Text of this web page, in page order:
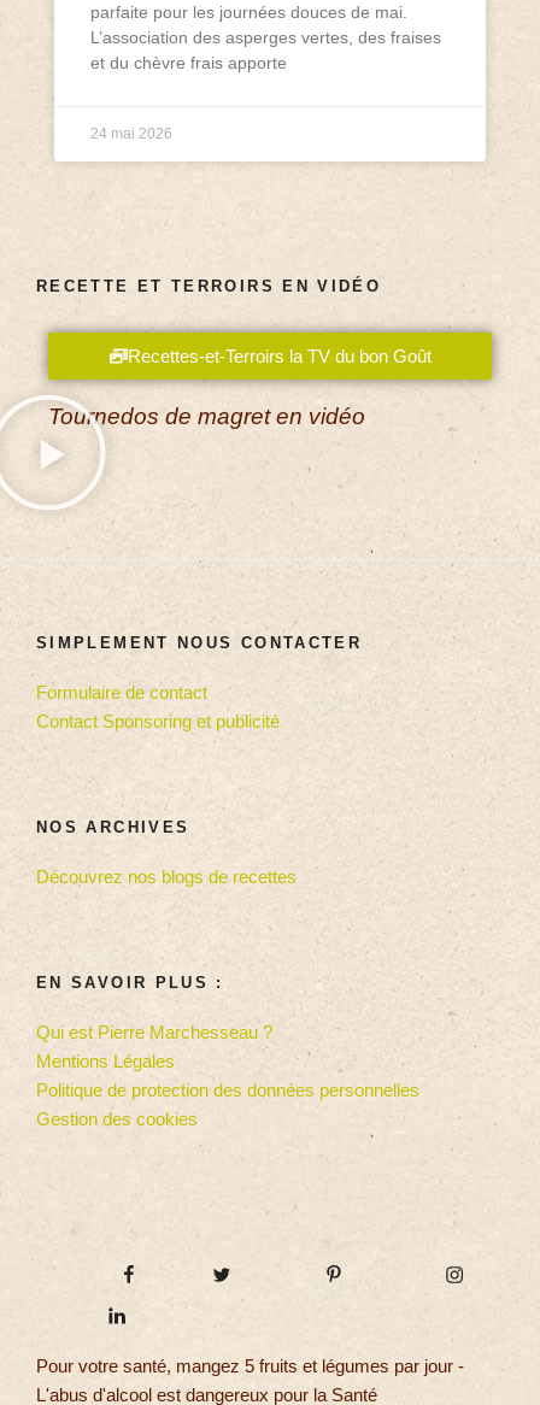
parfaite pour les journées douces de mai.
L’association des asperges vertes, des fraises
et du chèvre frais apporte
24 mai 2026
RECETTE ET TERROIRS EN VIDÉO
Recettes-et-Terroirs la TV du bon Goût
Tournedos de magret en vidéo
SIMPLEMENT NOUS CONTACTER
Formulaire de contact
Contact Sponsoring et publicité
NOS ARCHIVES
Découvrez nos blogs de recettes
EN SAVOIR PLUS :
Qui est Pierre Marchesseau ?
Mentions Légales
Politique de protection des données personnelles
Gestion des cookies
Pour votre santé, mangez 5 fruits et légumes par jour -
L'abus d'alcool est dangereux pour la Santé